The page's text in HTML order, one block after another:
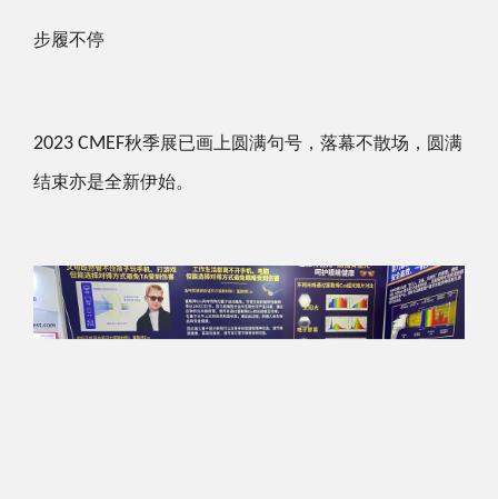
步履不停
2023 CMEF秋季展已画上圆满句号，落幕不散场，圆满
结束亦是全新伊始。